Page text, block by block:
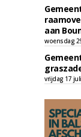
aan
woensdag
vrijdag 17